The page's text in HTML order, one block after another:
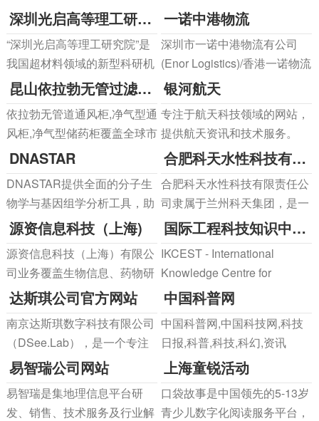
任。
年的历史，专业研制高中低压
及真空阀门的企业。主要产品
是：闸阀、蝶阀、截止阀、球
阀、止回阀、柱塞阀、旋塞阀
等。
深圳光启高等理工研究院
“深圳光启高等理工研究院”是
我国超材料领域的新型科研机
构，是科技部超材料电磁调制
技术国家重点实验室的依托单
位，是国家创新驱动发展战略
科技力量的重要组成部分。
一诺中港物流
深圳市一诺中港物流有公司
(Enor Logistics)/香港一诺物流
有限公司始创于2013年，总部
毗邻深圳宝安国际机场物流
园。是集运输、报关、清关、
仓储、配送为一体的跨境物流
综合服务商。一诺经营服务：
国
昆山依拉勃无管过滤系统
依拉勃无管道通风柜,净气型通
风柜,净气型储药柜覆盖全球市
场。基于50年研发制造经验，
由法国实验室化学专家为您提
供售前适用性判定并定期进行
售后维护保养服务。
银河航天
专注于航天科技领域的网站，
提供航天资讯和技术服务。
DNASTAR
DNASTAR提供全面的分子生
物学与基因组学分析工具，助
力科研人员进行DNA、RNA
和蛋白质的高效分析。通过先
进的生物信息学平台，
DNASTAR广泛应用于基因组
测序、结构预测和分子进化等
领域，提升科研成果的
合肥科天水性科技有限责任公司
合肥科天水性科技有限责任公
司隶属于兰州科天集团，是一
家专业从事水性聚氨酯研发、
生产和销售为一体的高科技企
业。
源资信息科技（上海)
源资信息科技（上海）有限公
司业务覆盖生物信息、药物研
发、材料研发、临床试验设计
和数据分析以及企业质量信息
化管理等各个领域，是一家提
供综合软件解决方案和服务咨
询的高新技术企业。公司致力
于中
国际工程科技知识中心网站
IKCEST - International
Knowledge Centre for
Engineering Sciences and
Technology under the
Auspices of UNESCO
达斯琪公司官方网站
南京达斯琪数字科技有限公司
（DSee.Lab），是一个专注
于全息显示和创意视觉效果设
计的公司，从事专业的全息智
能炫屏设计、开发和制造。
中国科普网
中国科普网,中国科技网,科技
日报,科普,科技,科幻,资讯
易智瑞公司网站
易智瑞是集地理信息平台研
发、销售、技术服务及行业解
上海童锐活动
口袋故事是中国领先的5-13岁
青少儿数字化阅读服务平台，